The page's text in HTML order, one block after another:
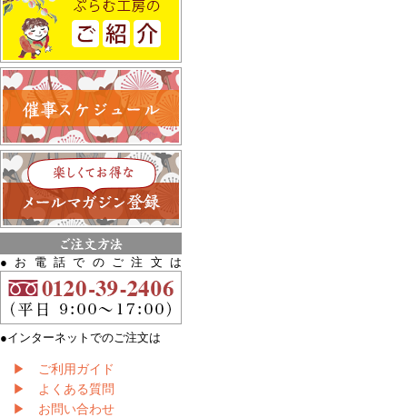
●お電話でのご注文は
●インターネットでのご注文は
▶ ご利用ガイド
▶ よくある質問
▶ お問い合わせ